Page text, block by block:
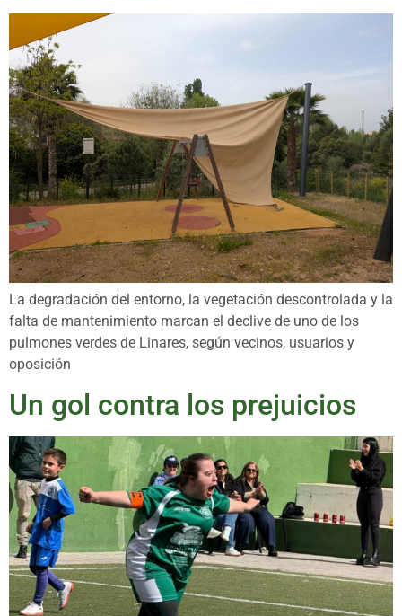
La degradación del entorno, la vegetación descontrolada y la
falta de mantenimiento marcan el declive de uno de los
pulmones verdes de Linares, según vecinos, usuarios y
oposición
Un gol contra los prejuicios